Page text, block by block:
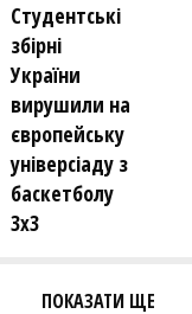
Студентські
збірні
України
вирушили на
європейську
універсіаду з
баскетболу
3х3
ПОКАЗАТИ ЩЕ